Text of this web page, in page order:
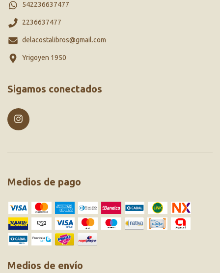
542236637477
2236637477
delacostalibros@gmail.com
Yrigoyen 1950
Sigamos conectados
Medios de pago
Medios de envío